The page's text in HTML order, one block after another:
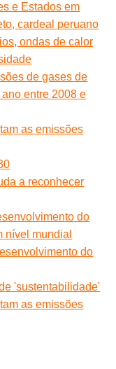
e Estados em
cardeal peruano
ondas de calor
de gases de
entre 2008 e
as emissões
a reconhecer
do
nível mundial
do
'sustentabilidade'
as emissões